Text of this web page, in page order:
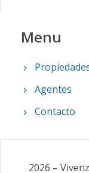
Menu
Agentes
Contacto
2026 –